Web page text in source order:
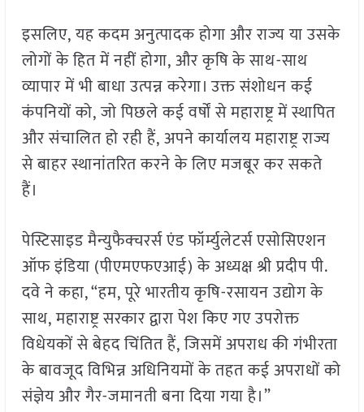
इसलिए, यह कदम अनुत्पादक होगा और राज्य या उसके
लोगों के हित में नहीं होगा, और कृषि के साथ-साथ
व्यापार में भी बाधा उत्पन्न करेगा। उक्त संशोधन कई
कंपनियों को, जो पिछले कई वर्षों से महाराष्ट्र में स्थापित
और संचालित हो रही हैं, अपने कार्यालय महाराष्ट्र राज्य
से बाहर स्थानांतरित करने के लिए मजबूर कर सकते
हैं।
पेस्टिसाइड मैन्युफैक्चरर्स एंड फॉर्म्युलेटर्स एसोसिएशन
ऑफ इंडिया (पीएमएफएआई) के अध्यक्ष श्री प्रदीप पी.
दवे ने कहा, “हम, पूरे भारतीय कृषि-रसायन उद्योग के
साथ, महाराष्ट्र सरकार द्वारा पेश किए गए उपरोक्त
विधेयकों से बेहद चिंतित हैं, जिसमें अपराध की गंभीरता
के बावजूद विभिन्न अधिनियमों के तहत कई अपराधों को
संज्ञेय और गैर-जमानती बना दिया गया है।”